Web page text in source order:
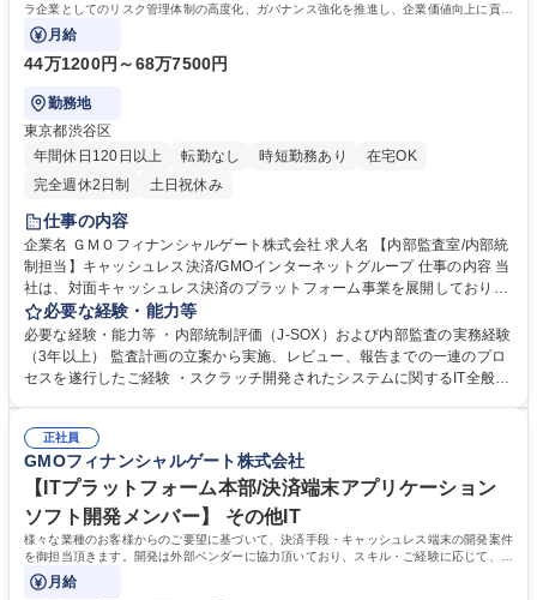
ラ企業としてのリスク管理体制の高度化、ガバナンス強化を推進し、企業価値向上に貢献
していただきます。
月給
44万1200円～68万7500円
勤務地
東京都渋谷区
年間休日120日以上
転勤なし 時短勤務あり
在宅OK
完全週休2日制
土日祝休み
仕事の内容
企業名 ＧＭＯフィナンシャルゲート株式会社 求人名 【内部監査室/内部統
制担当】キャッシュレス決済/GMOインターネットグループ 仕事の内容 当
社は、対面キャッシュレス決済のプラットフォーム事業を展開しておりま
す。ITインフラ企業としてのリスク管理体制の高度化、ガバナンス強化を
推進し、企業価値向上に貢献していただきます。 ■内部統制（Ｊ－ＳＯＸ
法）に関する業務 ・リスクアセスメント・全社統制、全社/個別決算統
制、業務処理統制（ITAC含む）、IT全般統制、ロールフォワード評価 ■内
ップ監査の実施 募集職種 【内部監査室/内部統制担当】キャッシュレス決
済/GMOインターネットグループ
必要な経験・能力等
必要な経験・能力等 ・内部統制評価（J-SOX）および内部監査の実務経験
（3年以上） 監査計画の立案から実施、レビュー、報告までの一連のプロ
セスを遂行したご経験 ・スクラッチ開発されたシステムに関するIT全般統
ム監査人（CISA）などの資格 ・事業部門や経理部門との円滑な連携に繋
がる会計知識 ・金融、決済、IT業界での業務経験 学歴・資格 学歴：大学
院 大学 語学力： 資格：
正社員
GMOフィナンシャルゲート株式会社
【ITプラットフォーム本部/決済端末アプリケーション
ソフト開発メンバー】 その他IT
様々な業種のお客様からのご要望に基づいて、決済手段・キャッシュレス端末の開発案件
を御担当頂きます。開発は外部ベンダーに協力頂いており、スキル・ご経験に応じて、主
に上流工程に従事頂きます。
月給